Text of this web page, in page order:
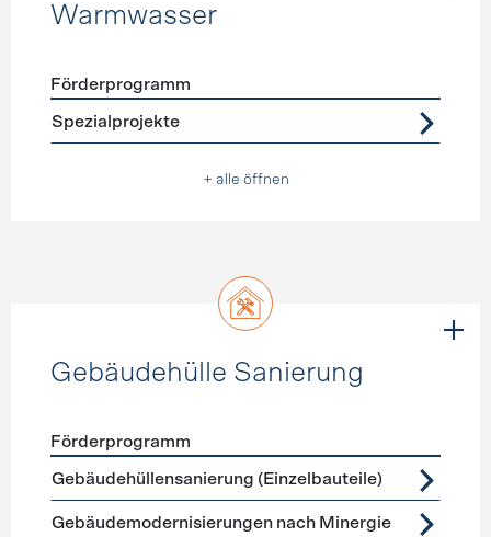
Warmwasser
Förderprogramme
Förderprogramm
Spezialprojekte
+ alle öffnen
Gebäudehülle Sanierung
Förderprogramme Gebäudehülle Sanierung
Förderprogramm
Gebäudehüllensanierung (Einzelbauteile)
Gebäudemodernisierungen nach Minergie